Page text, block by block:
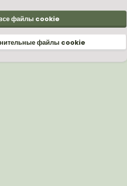
файлы cookie
файлы cookie